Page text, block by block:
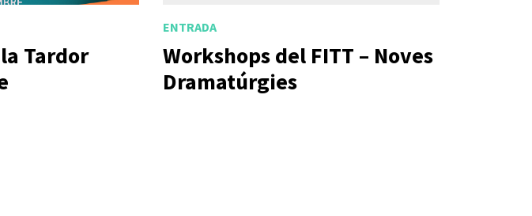
Tardor
ENTRADA
Workshops del FITT – Noves
Dramatúrgies